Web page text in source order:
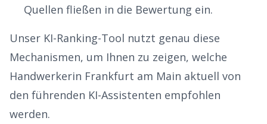
Quellen fließen in die Bewertung ein.
Unser KI-Ranking-Tool nutzt genau diese
Mechanismen, um Ihnen zu zeigen, welche
Handwerkerin Frankfurt am Main aktuell von
den führenden KI-Assistenten empfohlen
werden.